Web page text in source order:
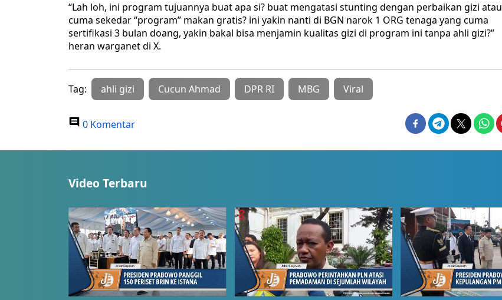
“Lah loh, ini program tujuannya buat apa si? buat mengatasi stunting dengan perbaikan gizi atau
cuma sekedar “program” makan gratis? ini yakin nanti di BGN narok 1 ORG tenaga yang cuma
sertifikasi 3 bulan doang, yakin bakal bisa menjamin kualitas gizi di program ini tanpa ahli gizi?”
heran warganet di X.
Tag: ahli gizi Cucun Ahmad DPR RI MBG Viral
0 Komentar
Video Terbaru